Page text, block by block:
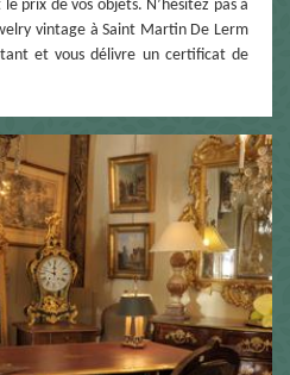
prix de vos objets. N’hésitez pas à
vintage à Saint Martin De Lerm
et vous délivre un certificat de